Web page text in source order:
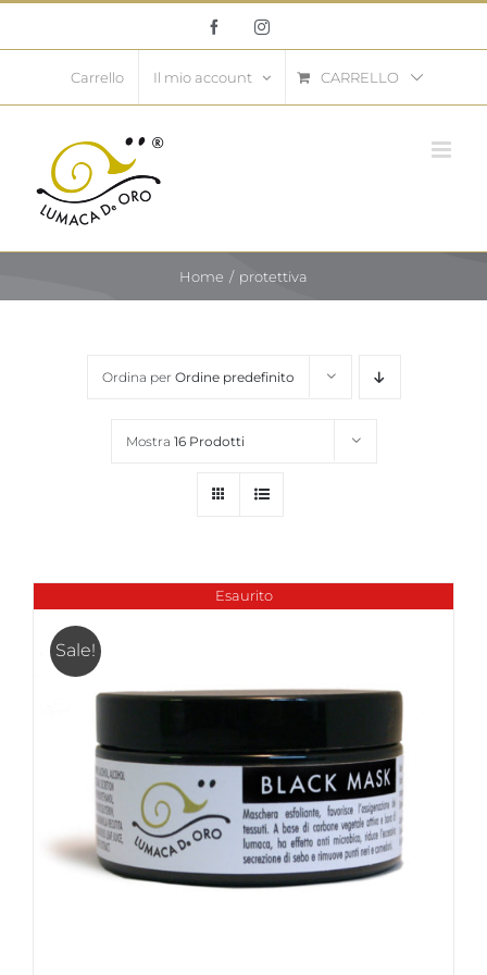
al
contenuto
FacebookInstagram
Carrello Il mio account CARRELLO
Home protettiva
Ordina per Ordine predefinito
Mostra 16 Prodotti
Esaurito
Sale!